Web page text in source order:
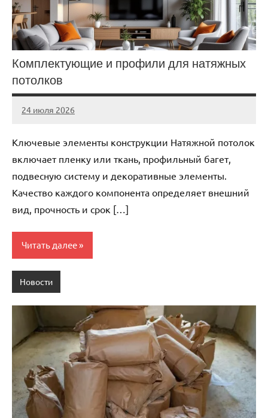
Комплектующие и профили для натяжных
потолков
24 июля 2026
Avtor
Нет
Ключевые элементы конструкции Натяжной потолок
включает пленку или ткань, профильный багет,
подвесную систему и декоративные элементы.
Качество каждого компонента определяет внешний
вид, прочность и срок […]
Читать далее
Новости